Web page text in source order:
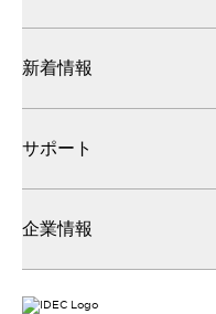
新着情報
サポート
企業情報